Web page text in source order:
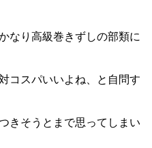
なり高級巻きずしの部類に
コスパいいよね、と自問す
きそうとまで思ってしまい